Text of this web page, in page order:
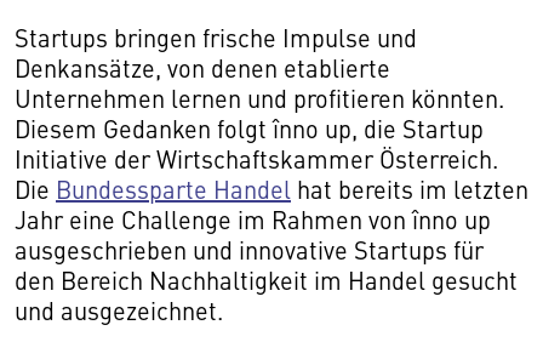
Startups bringen frische Impulse und
Denkansätze, von denen etablierte
Unternehmen lernen und profitieren könnten.
Diesem Gedanken folgt înno up, die Startup
Initiative der Wirtschaftskammer Österreich.
Die Bundessparte Handel hat bereits im letzten
Jahr eine Challenge im Rahmen von înno up
ausgeschrieben und innovative Startups für
den Bereich Nachhaltigkeit im Handel gesucht
und ausgezeichnet.